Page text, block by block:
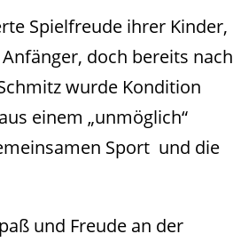
Spielfreude ihrer Kinder,
doch bereits nach
wurde Kondition
einem „unmöglich“
Sport und die
und Freude an der